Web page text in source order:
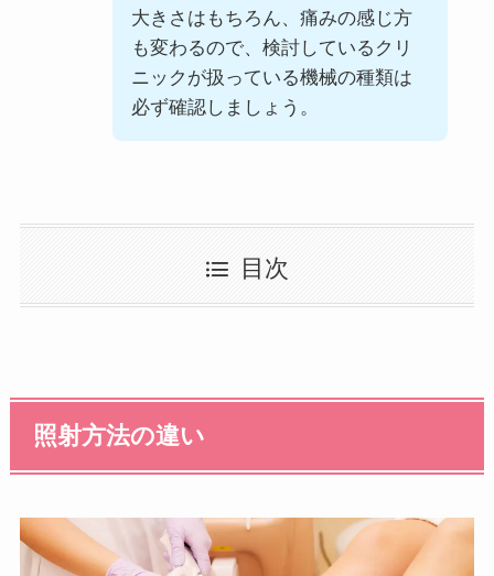
大きさはもちろん、痛みの感じ方
も変わるので、検討しているクリ
ニックが扱っている機械の種類は
必ず確認しましょう。
目次
照射方法の違い